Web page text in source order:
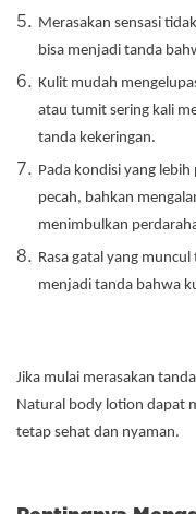
Merasakan sensasi
bisa menjadi tanda
Kulit mudah
atau tumit sering kali
tanda kekeringan.
Pada kondisi yang
pecah, bahkan
menimbulkan
Rasa gatal yang
menjadi tanda bahwa
Jika mulai merasakan
Natural body lotion dapat
tetap sehat dan nyaman.